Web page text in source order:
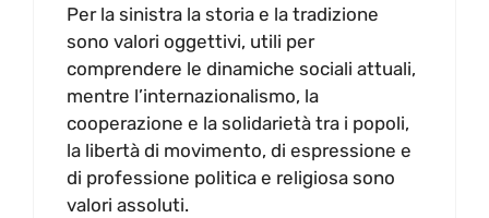
Per la sinistra la storia e la tradizione
sono valori oggettivi, utili per
comprendere le dinamiche sociali attuali,
mentre l’internazionalismo, la
cooperazione e la solidarietà tra i popoli,
la libertà di movimento, di espressione e
di professione politica e religiosa sono
valori assoluti.